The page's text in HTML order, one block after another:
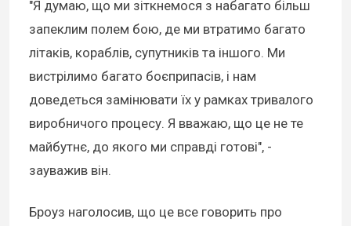
"Я думаю, що ми зіткнемося з набагато більш
запеклим полем бою, де ми втратимо багато
літаків, кораблів, супутників та іншого. Ми
вистрілимо багато боєприпасів, і нам
доведеться замінювати їх у рамках тривалого
виробничого процесу. Я вважаю, що це не те
майбутнє, до якого ми справді готові", -
зауважив він.
Броуз наголосив, що це все говорить про